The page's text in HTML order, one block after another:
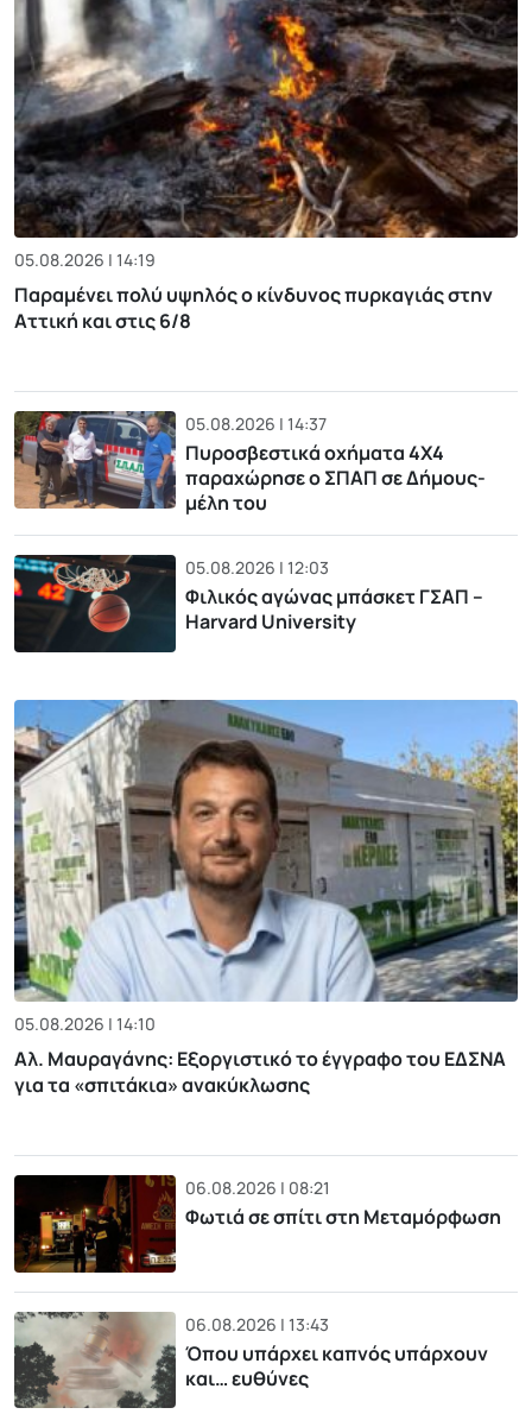
05.08.2026 | 14:19
Παραμένει πολύ υψηλός ο κίνδυνος πυρκαγιάς στην
Αττική και στις 6/8
05.08.2026 | 14:37
Πυροσβεστικά οχήματα 4Χ4
παραχώρησε ο ΣΠΑΠ σε Δήμους-
μέλη του
05.08.2026 | 12:03
Φιλικός αγώνας μπάσκετ ΓΣΑΠ –
Harvard University
05.08.2026 | 14:10
Αλ. Μαυραγάνης: Εξοργιστικό το έγγραφο του ΕΔΣΝΑ
για τα «σπιτάκια» ανακύκλωσης
06.08.2026 | 08:21
Φωτιά σε σπίτι στη Μεταμόρφωση
06.08.2026 | 13:43
Όπου υπάρχει καπνός υπάρχουν
και… ευθύνες